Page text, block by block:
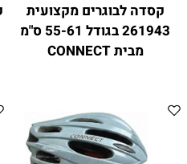
קסדה לבוגרים מקצועית
261943 בגודל 55-61 ס"מ
מבית CONNECT